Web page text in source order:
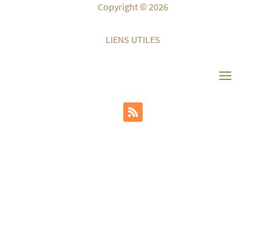
Copyright © 2026
LIENS UTILES